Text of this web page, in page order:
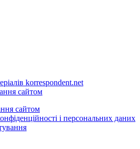
korrespondent.net
сайтом
сайтом
і персональних даних